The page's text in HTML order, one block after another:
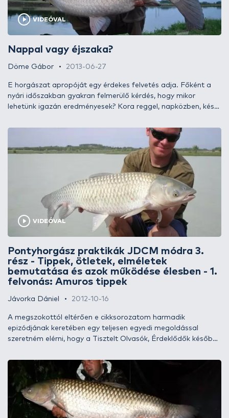
VIDEÓVAL
Nappal vagy éjszaka?
Döme Gábor 2013-06-27
E horgászat apropóját egy érdekes felvetés adja. Főként a
nyári időszakban gyakran felmerülő kérdés, hogy mikor
lehetünk igazán eredményesek? Kora reggel, napközben, késő
„átlaghorgászhoz” hasonló módon) főként a nappali órákban
horgászom, de időnként belekóstolok az éjszakai
horgászatba is. Sokan esküsznek rá, hogy az igazán nagy,
kapitális halakat csak éjszaka lehet megfogni. Én ezt nem
merném egyértelműen kijelenteni, de úgy vélem, hogy időnként
egy-egy próbát megér!
VIDEÓVAL
Pontyhorgász praktikák JDCM módra 3.
rész - Tippek, ötletek, elméletek
bemutatása és azok működése élesben - 1.
felvonás: Amuros tippek
Jávorka Dániel 2012-10-16
A megszokottól eltérően e cikksorozatom harmadik
epizódjának keretében egy teljesen egyedi megoldással
szeretném elérni, hogy a Tisztelt Olvasók, Érdeklődők későbbi
döntöttem, hogy egy 5 felvonásos, videóval kiegészített
irománysorozattal napvilágra hozom mindazon praktikáimat,
amelyekkel akár a legnehezebb körülmények között vagy a
legelképzelhetetlenebb helyzetekben is sikerült már
kimásznom a csávából! Bízom benne, hogy e cikkek, videók
sokak számára hasznos információkat tartogatnak…